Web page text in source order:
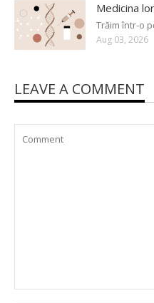
Medicina
Trăim într-o
Aug 03, 2026
LEAVE A COMMENT